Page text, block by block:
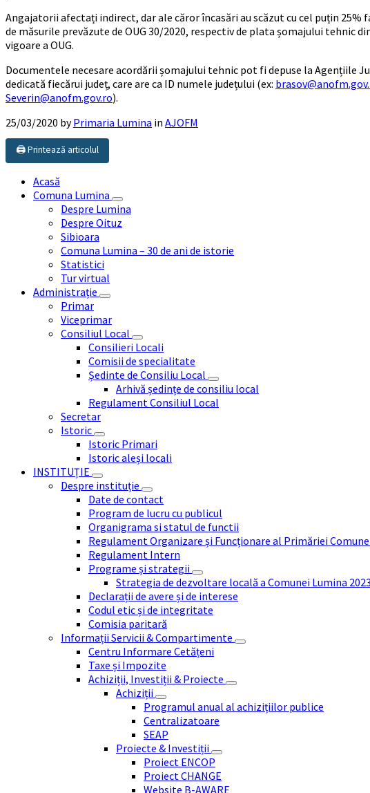
Angajatorii afectați indirect, dar ale căror încasări au scăzut cu cel puțin
de măsurile prevăzute de OUG 30/2020, respectiv de plata șomajului
vigoare a OUG.
Documentele necesare acordării șomajului tehnic pot fi depuse la Agențiile
dedicată fiecărui județ, care are ca ID numele județului (ex:
Severin@anofm.gov.ro).
25/03/2020 byPrimaria Lumina in AJOFM
🖨️ Printează articolul
Acasă
Comuna Lumina
Despre Lumina
Despre Oituz
Sibioara
Comuna Lumina – 30 de ani de istorie
Statistici
Tur virtual
Administrație
Primar
Viceprimar
Consiliul Local
Consilieri Locali
Comisii de specialitate
Ședinte de Consiliu Local
Arhivă ședințe de consiliu local
Regulament Consiliul Local
Secretar
Istoric
Istoric Primari
Istoric aleși locali
INSTITUȚIE
Despre instituție
Date de contact
Program de lucru cu publicul
Organigrama si statul de functii
Regulament Organizare și Funcționare al Primăriei
Regulament Intern
Programe și strategii
Strategia de dezvoltare locală a Comunei Lumina
Declarații de avere și de interese
Codul etic și de integritate
Comisia paritară
Informații Servicii & Compartimente
Centru Informare Cetățeni
Taxe și Impozite
Achiziții, Investiții & Proiecte
Achiziții
Programul anual al achizițiilor publice
Centralizatoare
SEAP
Proiecte & Investiții
Proiect ENCOP
Proiect CHANGE
Website B-AWARE